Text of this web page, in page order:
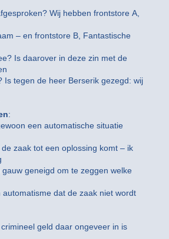
Wij hebben frontstore A,
– en frontstore B, Fantastische
Is daarover in deze zin met de
Is tegen de heer Berserik gezegd: wij
:
een automatische situatie
zaak tot een oplossing komt – ik
geneigd om te zeggen welke
automatisme dat de zaak niet wordt
geld daar ongeveer in is